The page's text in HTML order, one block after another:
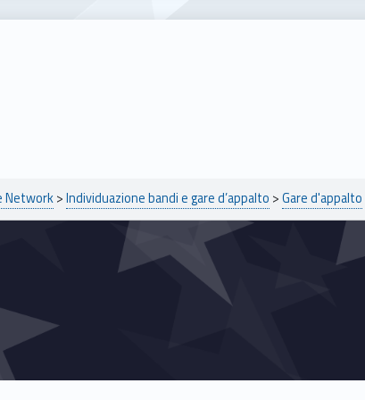
Network>Individuazione bandi e gare d’appalto >Gare d'appalto